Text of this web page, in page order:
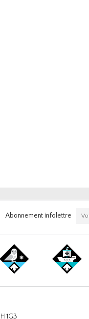
Abonnement infolettre
1G3